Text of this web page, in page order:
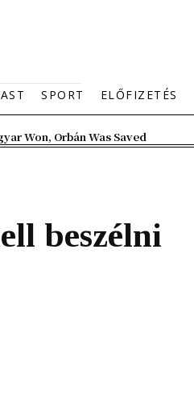
SPORT ELŐFIZETÉS
Won, Orbán Was Saved
beszélni